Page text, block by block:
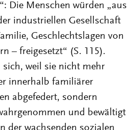
Die Menschen würden „aus
industriellen Gesellschaft
Geschlechtslagen von
– freigesetzt“ (S. 115).
sich, weil sie nicht mehr
innerhalb familiärer
abgefedert, sondern
und bewältigt
der wachsenden sozialen